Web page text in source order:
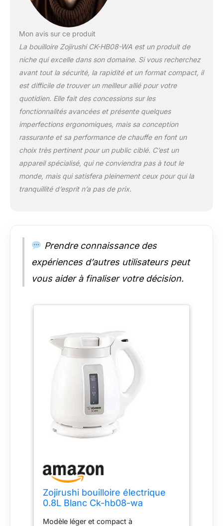
Mon avis sur ce produit
La bouilloire Zojirushi CK-HB08-WA est un produit de
niche qui excelle dans son domaine. Si vous recherchez
avant tout la sécurité, la rapidité et un format compact, il
est difficile de trouver un meilleur allié pour votre
quotidien. Elle fait des concessions sur les
fonctionnalités avancées et présente quelques
imperfections ergonomiques, mais sa conception
rassurante et sa performance de chauffe en font un
choix très pertinent pour un public ciblé. C’est un
appareil spécialisé, qui ne conviendra pas à tout le
monde, mais qui satisfera pleinement ceux pour qui la
tranquillité d’esprit n’a pas de prix.
Prendre connaissance des
expériences d’autres utilisateurs peut
vous aider à finaliser votre décision.
Zojirushi bouilloire électrique
0.8L Blanc Ck-hb08-wa
Modèle léger et compact à